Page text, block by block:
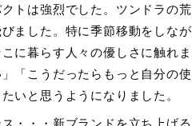
トは強烈でした。ツンドラの
ました。特に季節移動をしな
に暮らす人々の優しさに触れ
「こうだったらもっと自分
いと思うようになりました。
・・・新ブランドを立ち上げ